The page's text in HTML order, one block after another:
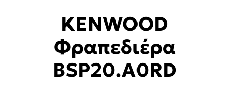
KENWOOD
Φραπεδιέρα
BSP20.A0RD